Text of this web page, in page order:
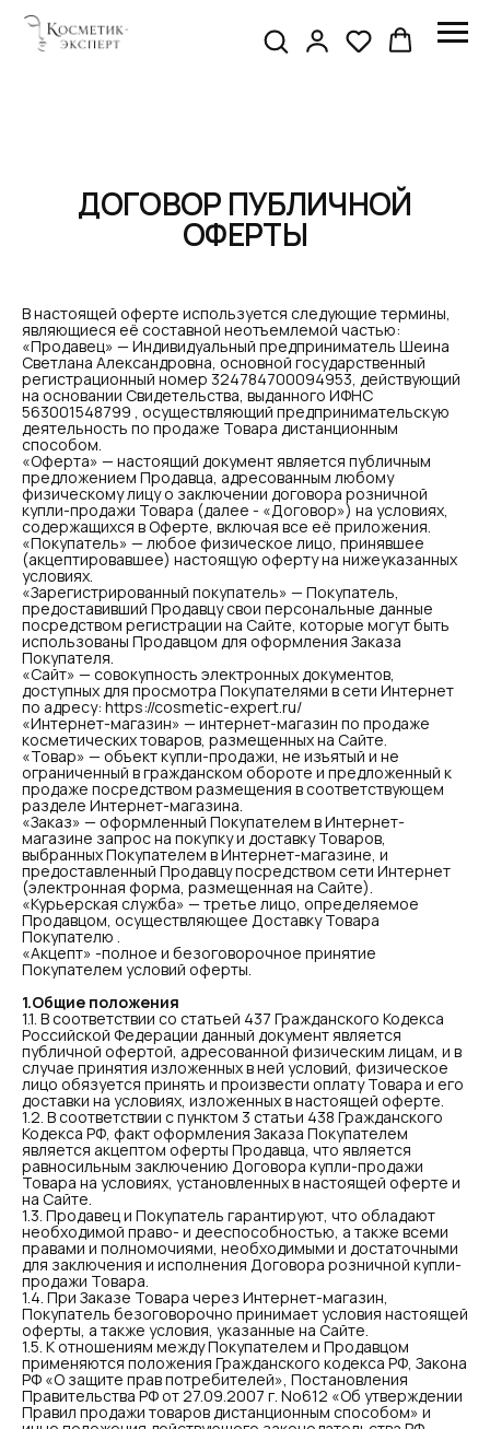
В настоящей оферте используется следующие термины,
являющиеся её составной неотъемлемой частью:
«Продавец» — Индивидуальный предприниматель Шеина
Светлана Александровна, основной государственный
регистрационный номер 324784700094953, действующий
на основании Свидетельства, выданного ИФНС
563001548799 , осуществляющий предпринимательскую
деятельность по продаже Товара дистанционным
способом.
«Оферта» — настоящий документ является публичным
предложением Продавца, адресованным любому
физическому лицу о заключении договора розничной
купли-продажи Товара (далее - «Договор») на условиях,
содержащихся в Оферте, включая все её приложения.
«Покупатель» — любое физическое лицо, принявшее
(акцептировавшее) настоящую оферту на нижеуказанных
условиях.
«Зарегистрированный покупатель» — Покупатель,
предоставивший Продавцу свои персональные данные
посредством регистрации на Сайте, которые могут быть
использованы Продавцом для оформления Заказа
Покупателя.
«Сайт» — совокупность электронных документов,
доступных для просмотра Покупателями в сети Интернет
по адресу: https://cosmetic-expert.ru/
«Интернет-магазин» — интернет-магазин по продаже
косметических товаров, размещенных на Сайте.
«Товар» — объект купли-продажи, не изъятый и не
ограниченный в гражданском обороте и предложенный к
продаже посредством размещения в соответствующем
разделе Интернет-магазина.
«Заказ» — оформленный Покупателем в Интернет-
магазине запрос на покупку и доставку Товаров,
выбранных Покупателем в Интернет-магазине, и
предоставленный Продавцу посредством сети Интернет
(электронная форма, размещенная на Сайте).
«Курьерская служба» — третье лицо, определяемое
Продавцом, осуществляющее Доставку Товара
Покупателю .
«Акцепт» -полное и безоговорочное принятие
Покупателем условий оферты.
1.Общие положения
1.1. В соответствии со статьей 437 Гражданского Кодекса
Российской Федерации данный документ является
публичной офертой, адресованной физическим лицам, и в
случае принятия изложенных в ней условий, физическое
лицо обязуется принять и произвести оплату Товара и его
доставки на условиях, изложенных в настоящей оферте.
1.2. В соответствии с пунктом 3 статьи 438 Гражданского
Кодекса РФ, факт оформления Заказа Покупателем
является акцептом оферты Продавца, что является
равносильным заключению Договора купли-продажи
Товара на условиях, установленных в настоящей оферте и
на Сайте.
1.3. Продавец и Покупатель гарантируют, что обладают
необходимой право- и дееспособностью, а также всеми
правами и полномочиями, необходимыми и достаточными
для заключения и исполнения Договора розничной купли-
продажи Товара.
1.4. При Заказе Товара через Интернет-магазин,
Покупатель безоговорочно принимает условия настоящей
оферты, а также условия, указанные на Сайте.
1.5. К отношениям между Покупателем и Продавцом
применяются положения Гражданского кодекса РФ, Закона
РФ «О защите прав потребителей», Постановления
Правительства РФ от 27.09.2007 г. No612 «Об утверждении
Правил продажи товаров дистанционным способом» и